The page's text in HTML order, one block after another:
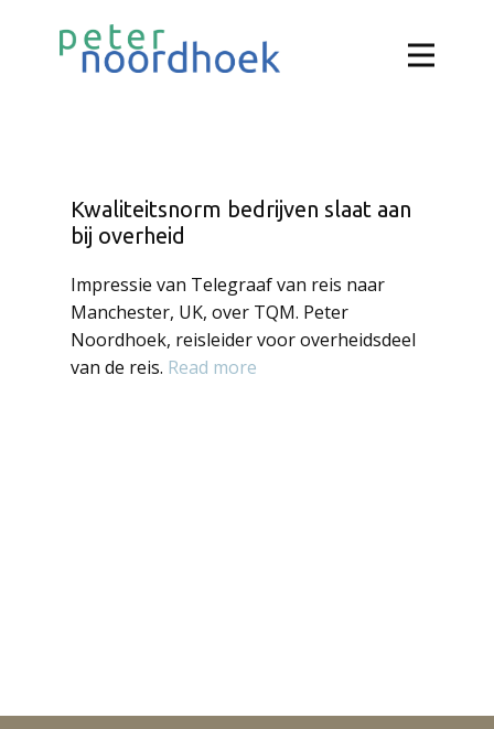
Kwaliteitsnorm bedrijven slaat aan
bij overheid
Impressie van Telegraaf van reis naar
Manchester, UK, over TQM. Peter
Noordhoek, reisleider voor overheidsdeel
van de reis. Read more